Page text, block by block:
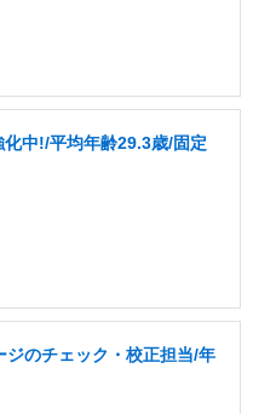
中!/平均年齢29.3歳/固定
のチェック・校正担当/年